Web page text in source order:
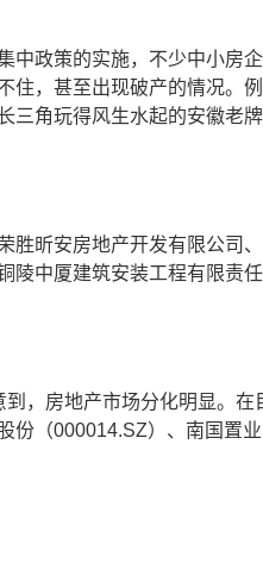
中政策的实施，不少中小房
住，甚至出现破产的情况。
角玩得风生水起的安徽老
胜昕安房地产开发有限公司
陵中厦建筑安装工程有限责
到，房地产市场分化明显。
份（000014.SZ）、南国置